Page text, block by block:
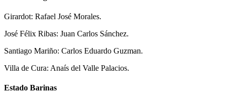
Girardot: Rafael José Morales.
José Félix Ribas: Juan Carlos Sánchez.
Santiago Mariño: Carlos Eduardo Guzman.
Villa de Cura: Anaís del Valle Palacios.
Estado Barinas